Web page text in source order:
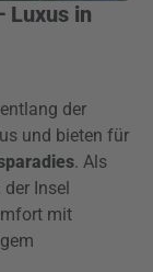
Luxus in
der
und bieten für
. Als
Insel
mit